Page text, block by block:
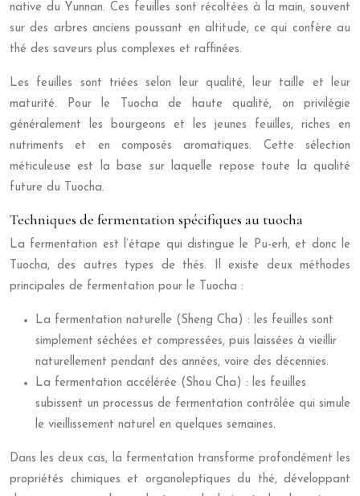
native du Yunnan. Ces feuilles sont récoltées à la main, souvent
sur des arbres anciens poussant en altitude, ce qui confère au
thé des saveurs plus complexes et raffinées.
Les feuilles sont triées selon leur qualité, leur taille et leur
maturité. Pour le Tuocha de haute qualité, on privilégie
généralement les bourgeons et les jeunes feuilles, riches en
nutriments et en composés aromatiques. Cette sélection
méticuleuse est la base sur laquelle repose toute la qualité
future du Tuocha.
Techniques de fermentation spécifiques au tuocha
La fermentation est l’étape qui distingue le Pu-erh, et donc le
Tuocha, des autres types de thés. Il existe deux méthodes
principales de fermentation pour le Tuocha :
La fermentation naturelle (Sheng Cha) : les feuilles sont
simplement séchées et compressées, puis laissées à vieillir
naturellement pendant des années, voire des décennies.
La fermentation accélérée (Shou Cha) : les feuilles
subissent un processus de fermentation contrôlée qui simule
le vieillissement naturel en quelques semaines.
Dans les deux cas, la fermentation transforme profondément les
propriétés chimiques et organoleptiques du thé, développant